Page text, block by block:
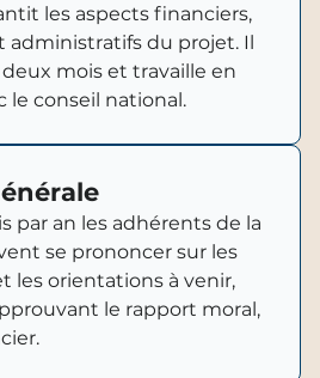
les aspects financiers,
administratifs du projet. Il
mois et travaille en
le conseil national.
par an les adhérents de la
se prononcer sur les
les orientations à venir,
le rapport moral,